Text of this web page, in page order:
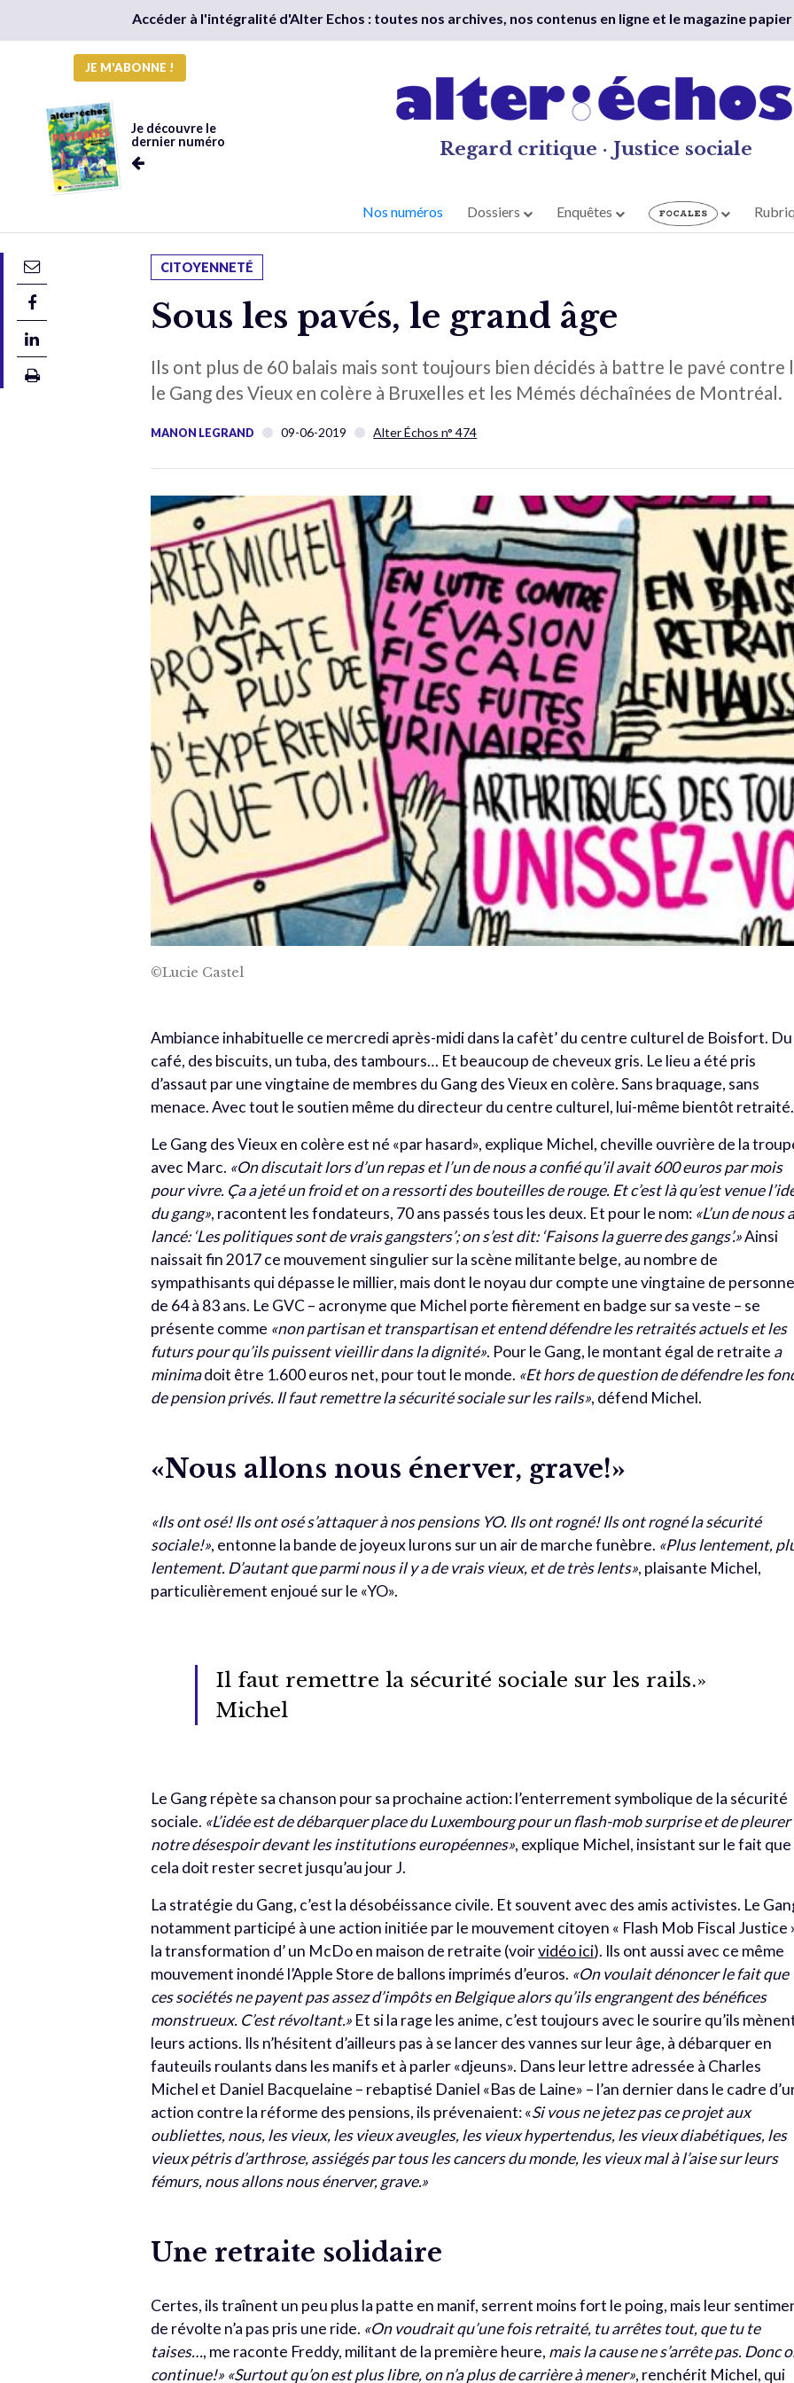
Accéder à l'intégralité d'Alter Echos : toutes nos archives, nos contenus en ligne et le magazine papier
JE M'ABONNE !
Je découvre le
dernier numéro
Regard critique · Justice sociale
Nos numéros Dossiers Enquêtes
CITOYENNETÉ
Sous les pavés, le grand âge
Ils ont plus de 60 balais mais sont toujours bien décidés à battre le pavé
le Gang des Vieux en colère à Bruxelles et les Mémés déchaînées de Montréal.
MANON LEGRAND 09-06-2019 Alter Échos n° 474
©Lucie Castel
Ambiance inhabituelle ce mercredi après-midi dans la cafèt’ du centre culturel de Boisfort. Du
café, des biscuits, un tuba, des tambours… Et beaucoup de cheveux gris. Le lieu a été pris
d’assaut par une vingtaine de membres du Gang des Vieux en colère. Sans braquage, sans
menace. Avec tout le soutien même du directeur du centre culturel, lui-même bientôt retraité.
Le Gang des Vieux en colère est né «par hasard», explique Michel, cheville ouvrière de la
avec Marc. «On discutait lors d’un repas et l’un de nous a confié qu’il avait 600 euros par mois
pour vivre. Ça a jeté un froid et on a ressorti des bouteilles de rouge. Et c’est là qu’est venue
du gang», racontent les fondateurs, 70 ans passés tous les deux. Et pour le nom: «L’un de nous
lancé: ‘Les politiques sont de vrais gangsters’; on s’est dit: ‘Faisons la guerre des gangs’.»Ainsi
naissait fin 2017 ce mouvement singulier sur la scène militante belge, au nombre de
sympathisants qui dépasse le millier, mais dont le noyau dur compte une vingtaine de
de 64 à 83 ans. Le GVC – acronyme que Michel porte fièrement en badge sur sa veste – se
présente comme «non partisan et transpartisan et entend défendre les retraités actuels et les
futurs pour qu’ils puissent vieillir dans la dignité». Pour le Gang, le montant égal de retraite a
minimadoit être 1.600 euros net, pour tout le monde. «Et hors de question de défendre les
de pension privés. Il faut remettre la sécurité sociale sur les rails», défend Michel.
«Nous allons nous énerver, grave!»
«Ils ont osé! Ils ont osé s’attaquer à nos pensions YO. Ils ont rogné! Ils ont rogné la sécurité
sociale!», entonne la bande de joyeux lurons sur un air de marche funèbre. «Plus lentement,
lentement. D’autant que parmi nous il y a de vrais vieux, et de très lents», plaisante Michel,
particulièrement enjoué sur le «YO».
Il faut remettre la sécurité sociale sur les rails.»
Michel
Le Gang répète sa chanson pour sa prochaine action: l’enterrement symbolique de la sécurité
sociale. «L’idée est de débarquer place du Luxembourg pour un flash-mob surprise et de pleurer
notre désespoir devant les institutions européennes», explique Michel, insistant sur le fait que
cela doit rester secret jusqu’au jour J.
La stratégie du Gang, c’est la désobéissance civile. Et souvent avec des amis activistes. Le
notamment participé à une action initiée par le mouvement citoyen « Flash Mob Fiscal Justice
la transformation d’ un McDo en maison de retraite (voirvidéo ici). Ils ont aussi avec ce même
mouvement inondé l’Apple Store de ballons imprimés d’euros. «On voulait dénoncer le fait que
ces sociétés ne payent pas assez d’impôts en Belgique alors qu’ils engrangent des bénéfices
monstrueux. C’est révoltant.» Et si la rage les anime, c’est toujours avec le sourire qu’ils
leurs actions. Ils n’hésitent d’ailleurs pas à se lancer des vannes sur leur âge, à débarquer en
fauteuils roulants dans les manifs et à parler «djeuns». Dans leur lettre adressée à Charles
Michel et Daniel Bacquelaine – rebaptisé Daniel «Bas de Laine» – l’an dernier dans le cadre
action contre la réforme des pensions, ils prévenaient: «Si vous ne jetez pas ce projet aux
oubliettes, nous, les vieux, les vieux aveugles, les vieux hypertendus, les vieux diabétiques, les
vieux pétris d’arthrose, assiégés par tous les cancers du monde, les vieux mal à l’aise sur leurs
fémurs, nous allons nous énerver, grave.»
Une retraite solidaire
Certes, ils traînent un peu plus la patte en manif, serrent moins fort le poing, mais leur
de révolte n’a pas pris une ride. «On voudrait qu’une fois retraité, tu arrêtes tout, que tu te
taises…, me raconte Freddy, militant de la première heure, mais la cause ne s’arrête pas. Donc
continue!» «Surtout qu’on est plus libre, on n’a plus de carrière à mener», renchérit Michel, qui